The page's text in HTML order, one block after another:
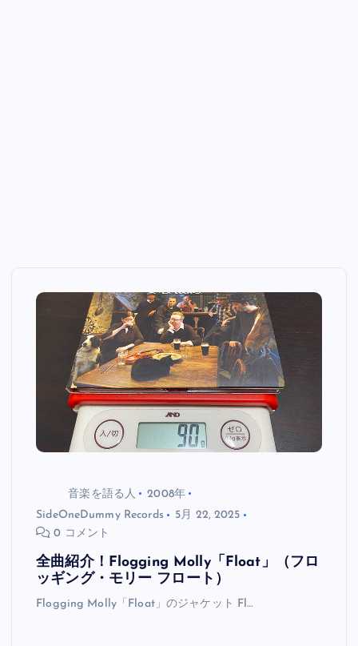
音楽を語る人
2008年
SideOneDummy Records
5月 22, 2025
0 コメント
全曲紹介！Flogging Molly「Float」（フロ
ッギング・モリー フロート）
Flogging Molly「Float」のジャケット Fl…